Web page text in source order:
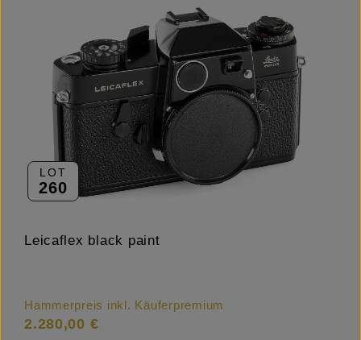
LOT
260
Leicaflex black paint
Hammerpreis inkl. Käuferpremium
2.280,00 €